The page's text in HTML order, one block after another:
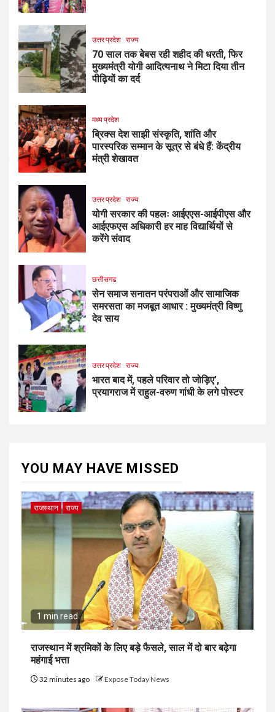
उत्तर प्रदेश राज्य
70 साल तक बेबस रही शहीद की धरती, फिर
मुख्यमंत्री योगी आदित्यनाथ ने मिटा दिया तीन
पीढ़ियों का दर्द
मध्य प्रदेश
ब्रिक्स देश साझी संस्कृति, शांति और
पारस्परिक सम्मान के सूत्र से बंधे हैं: केंद्रीय
मंत्री शेखावत
उत्तर प्रदेश राज्य
योगी सरकार की पहलः आईएएस-आईपीएस और
आईएफएस अधिकारी हर माह विद्यार्थियों से
करेंगे संवाद
छत्तीसगढ
सेन समाज सनातन परंपराओं और सामाजिक
समरसता का मजबूत आधार : मुख्यमंत्री विष्णु
देव साय
उत्तर प्रदेश राज्य
भारत बाद में, पहले परिवार तो जोड़िए’,
प्रयागराज में राहुल-वरुण गांधी के लगे पोस्टर
YOU MAY HAVE MISSED
राजस्थान राज्य
1 min read
राजस्थान में श्रमिकों के लिए बड़े फैसले, साल में दो बार बढ़ेगा
महंगाई भत्ता
32 minutes ago Expose Today News